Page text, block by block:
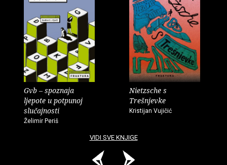
Gvb – spoznaja
ljepote u potpunoj
slučajnosti
Želimir Periš
Nietzsche s
Trešnjevke
Kristijan Vujičić
VIDI SVE KNJIGE